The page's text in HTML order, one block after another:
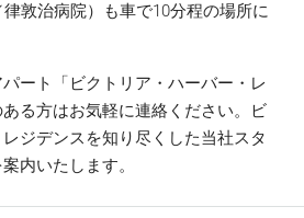
律敦治病院）も車で10分程の場所に
ート「ビクトリア・ハーバー・レ
る方はお気軽に連絡ください。ビ
ジデンスを知り尽くした当社スタ
内いたします。